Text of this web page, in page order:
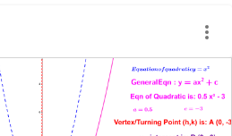
Sign in